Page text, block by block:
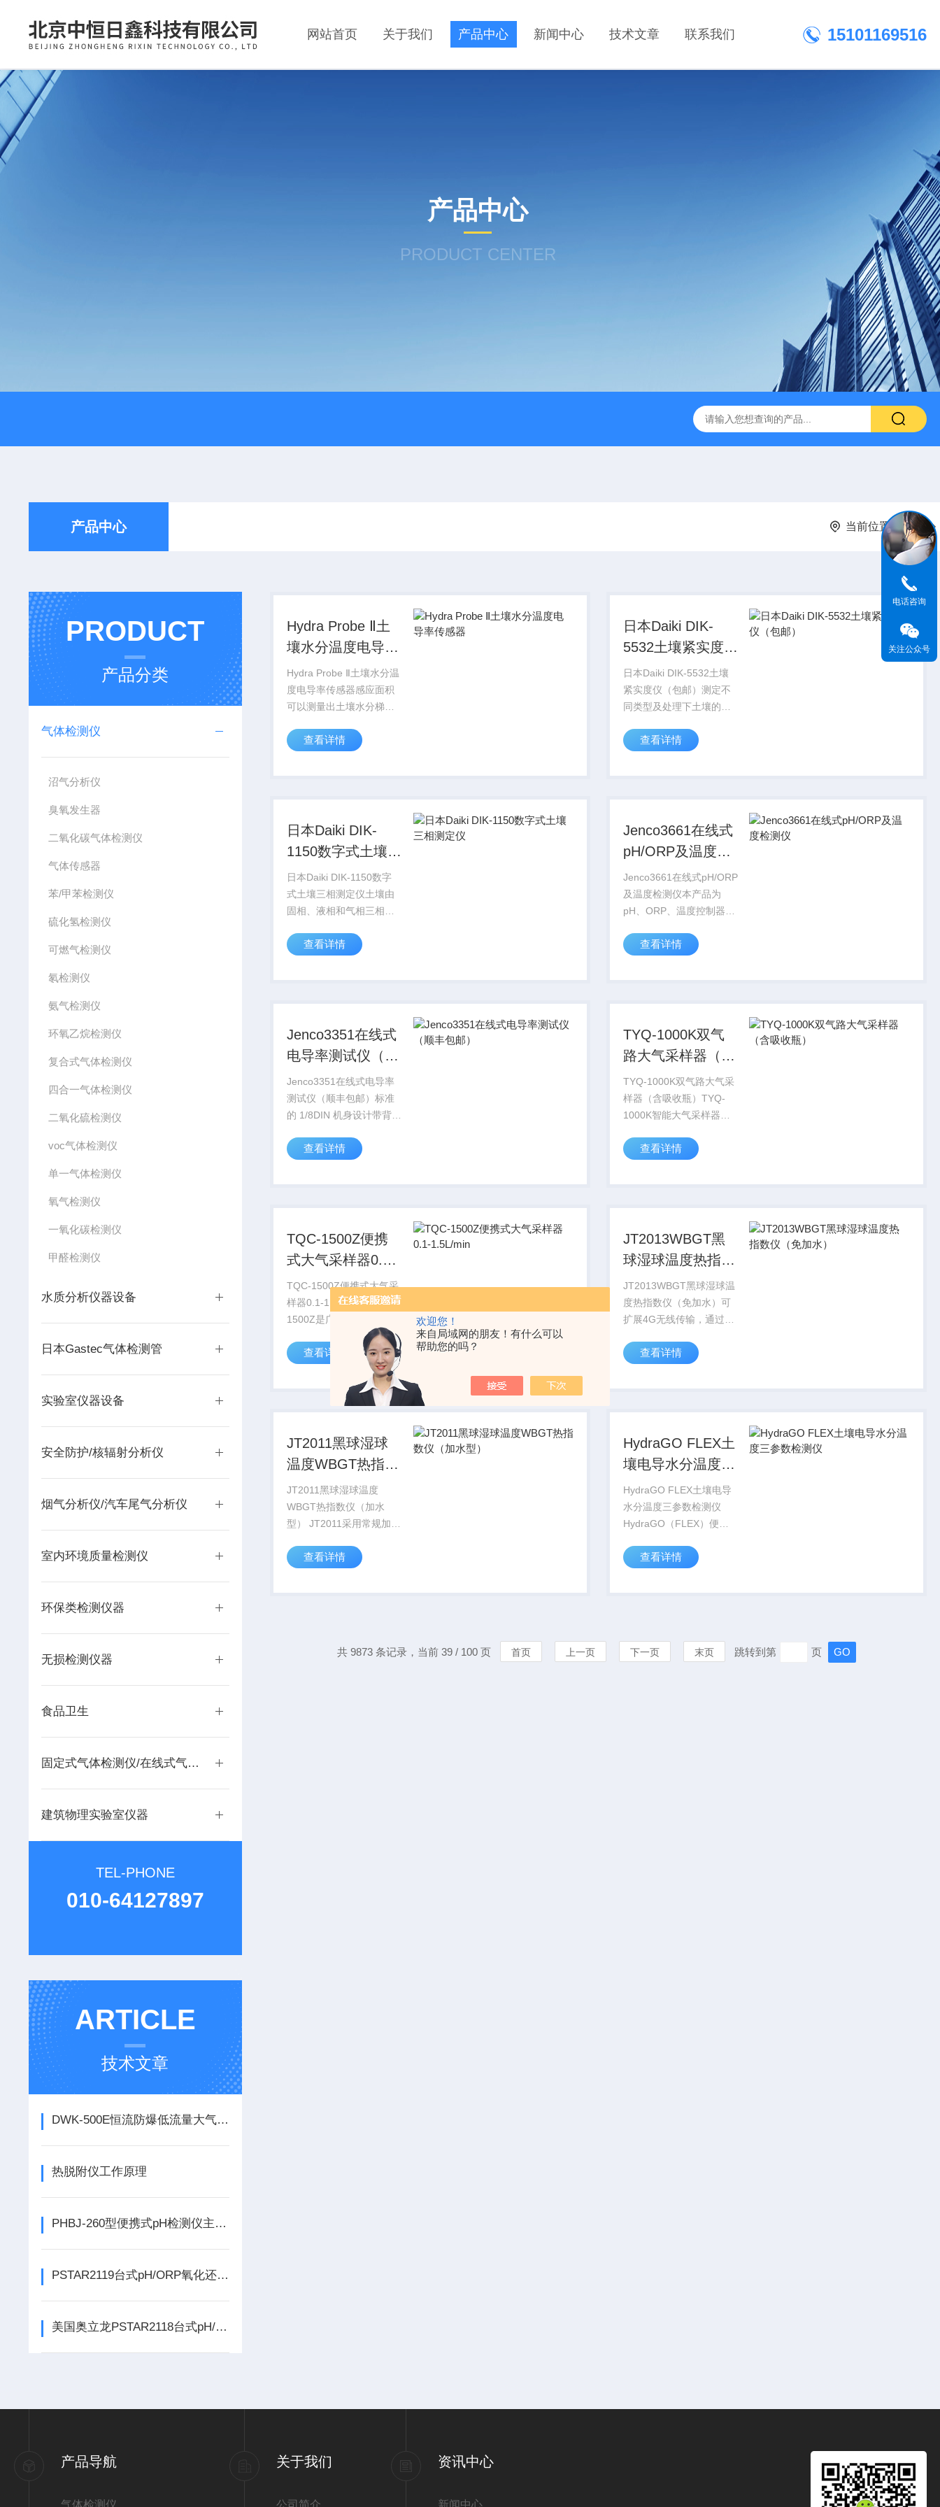
欢迎您！
来自局域网的朋友！有什么可以
帮助您的吗？
网站首页 关于我们 产品中心 新闻中心 技术文章 联系我们 15101169516
产品中心
PRODUCT CENTER
产品中心 当前位置： 首页
PRODUCT
产品分类
气体检测仪
沼气分析仪
臭氧发生器
二氧化碳气体检测仪
气体传感器
苯/甲苯检测仪
硫化氢检测仪
可燃气检测仪
氡检测仪
氨气检测仪
环氧乙烷检测仪
复合式气体检测仪
四合一气体检测仪
二氧化硫检测仪
voc气体检测仪
单一气体检测仪
氧气检测仪
一氧化碳检测仪
甲醛检测仪
水质分析仪器设备
日本Gastec气体检测管
实验室仪器设备
安全防护/核辐射分析仪
烟气分析仪/汽车尾气分析仪
室内环境质量检测仪
环保类检测仪器
无损检测仪器
食品卫生
固定式气体检测仪/在线式气体监测仪
建筑物理实验室仪器
TEL-PHONE
010-64127897
ARTICLE
技术文章
DWK-500E恒流防爆低流量大气采样器主要功能
热脱附仪工作原理
PHBJ-260型便携式pH检测仪主要特点
PSTAR2119台式pH/ORP氧化还原电位测量仪包含什么配置
美国奥立龙PSTAR2118台式pH/ORP水质测量仪功能特点
Hydra Probe Ⅱ土
壤水分温度电导率
传感器
Hydra Probe Ⅱ土壤水分温
度电导率传感器感应面积
可以测量出土壤水分梯
间非常快，当土壤内部条
迅速的感应到这些变化，
查看详情
日本Daiki DIK-
5532土壤紧实度仪
（包邮）
日本Daiki DIK-5532土壤
紧实度仪（包邮）测定不
同类型及处理下土壤的紧
学、生态学等领域
查看详情
日本Daiki DIK-
1150数字式土壤三
相测定仪
日本Daiki DIK-1150数字
式土壤三相测定仪土壤由
固相、液相和气相三相组
比，DIK-1150 数字式土壤
土壤三相比的便携仪器。
查看详情
Jenco3661在线式
pH/ORP及温度检
测仪
Jenco3661在线式pH/ORP
及温度检测仪本产品为
pH、ORP、温度控制器，
证，具2个可编程之开闭继
出。标准的 1/8DIN 塑壳机
查看详情
Jenco3351在线式
电导率测试仪（顺
丰包邮）
Jenco3351在线式电导率
测试仪（顺丰包邮）标准
的 1/8DIN 机身设计带背光
标准通讯协议具有自动/手
查看详情
TYQ-1000K双气
路大气采样器（含
吸收瓶）
TYQ-1000K双气路大气采
样器（含吸收瓶）TYQ-
1000K智能大气采样器是
采样器。该仪器微电脑恒
统、菜单设定、交直流两
查看详情
TQC-1500Z便携
式大气采样器0.1-
1.5L/min
TQC-1500Z便携式大气采
样器0.1-1.5L/minTQC-
1500Z是广泛适用于环境
卫生劳动卫生、室内环境
等采集空气有毒物质样品
的常规仪器。采用微电脑
恒流系统控制、LCD数显
系统、菜单设定、交...
查看详情
JT2013WBGT黑
球湿球温度热指数
仪（免加水）
JT2013WBGT黑球湿球温
度热指数仪（免加水）可
扩展4G无线传输，通过云
4G无线传输模块，通过建
据，也可以下载一年内的
查看详情
JT2011黑球湿球
温度WBGT热指数
仪（加水型）
JT2011黑球湿球温度
WBGT热指数仪（加水
型） JT2011采用常规加水
测得湿球温度，JT2013采
保证长期在线测量而无需
查看详情
HydraGO FLEX土
壤电导水分温度三
参数检测仪
HydraGO FLEX土壤电导
水分温度三参数检测仪
HydraGO（FLEX）便携
量土壤含水量，温度，电
数，可广泛用于农业科
查看详情
共 9873 条记录，当前 39 / 100 页 首页 上一页 下一页 末页 跳转到第 页
产品导航
气体检测仪
关于我们
公司简介
资讯中心
新闻中心
电话咨询
关注公众号